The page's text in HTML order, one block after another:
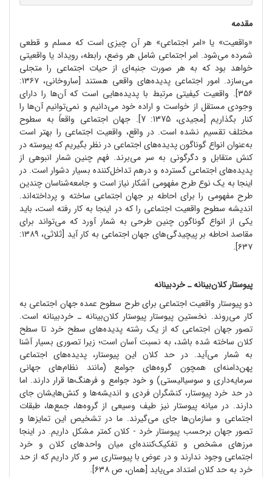
مقدمه
«واقعیت» یا «امر اجتماعی» هر آن چیزی است که مسلم و قطعی
شمرده میشود. امر اجتماعی شامل هر وضع، رابطه، رویداد یا واقعیتی
خواهد بود که به هر صورت جنبهای از حیات اجتماعی را متجلی
میسازد. امور اجتماعی پدیده
های واقعی هستند [ساروخانی، ۱۳۶۷:
۳۵۶]. واقعیت کیفیتی مرتبط با پدیده
هایی است که آنها را دارای
وجودی مستقل از خواست و اراده خود میدانیم و نمیتوانیم آنها را
کنار بگذاریم [مجیدی، 1375: 7]. جهان اجتماعی واقعاً به سطوح
مختلف تقسیم نشده است. در واقع، واقعیت اجتماعی را بهتر است
بهعنوان انواع گوناگون پدیدههای اجتماعی در نظر بگیریم که پیوسته در
کنش متقابل و دگرگونی به سر میبرند. فهم چنین شمار انبوهی از
پدیدههای اجتماعی گسترده و درهم تداخلکننده بسیار دشوار است. در
اینجا به یک نوع طرح مفهومی آشکار نیاز است و جامعهشناسان چندین
طرح مفهومی را برای احاطه بر جهان اجتماعی ساخته و پرداختهاند.
اندیشه سطوح واقعیت اجتماعی را که در اینجا به کار رفته است، باید
یکی از انواع گوناگون چنین طرحی به شمار آورد که میتواند برای
مقاصد احاطه بر پیچیدگی
های جهان اجتماعی به کار آید [ثلاثی، ۱۳۸۹:
۶۳۷].
پیوستار کلانبینانه ـ خردبینانه
دو پیوستار واقعیت اجتماعی برای طرح سطوح عمده جهان اجتماعی به
کار میروند. نخستین پیوستار پیوستار کلانبینانه ـ خردبینانه است.
تصور جهان اجتماعی که از یک رشته پدیدههای سطح خرد تا سطح
کلان ساخته شده باشد، به نسبت آسان است؛ زیرا تصوری بسیار آشنا
به شمار میآید. در حد کلان این پیوستار، پدیدههای اجتماعی
پهندامنهای همچون گروههای جوامع (مانند نظامهای جهانی
سرمایهداری و سوسیالیستی) و خود جوامع و فرهنگها قرار دارند. اما
در حد خرد پیوستار، کنشگران فردی و اندیشهها و کنشهایشان جای
دارند. در میانه پیوستار نیز طیف وسیعی از گروهها، جمعها، طبقات
اجتماعی و سازمانها جای میگیرند. ما در تشخیص این تمایزها و
تصور جهان برحسب پیوستار خرد - کلان کمتر مشکل داریم. در اینجا
مرزهای مشخص و تفکیککنندهای میان واحدهای کلان و خرد
اجتماعی وجود ندارند و در عوض با پیوستاری سر و کار داریم که از حد
خرد به حد کلان امتداد مییابد [همان، ص ۶۳۸].